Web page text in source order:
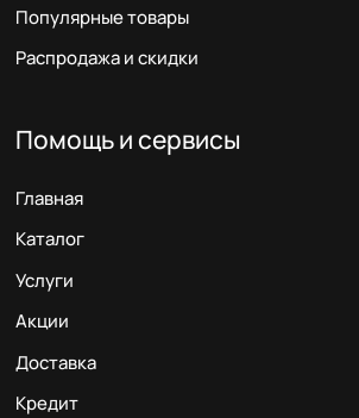
Популярные товары
Распродажа и скидки
Помощь и сервисы
Главная
Каталог
Услуги
Акции
Доставка
Кредит